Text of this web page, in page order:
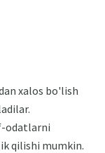
xalos bo'lish
odatlarni
qilishi mumkin.